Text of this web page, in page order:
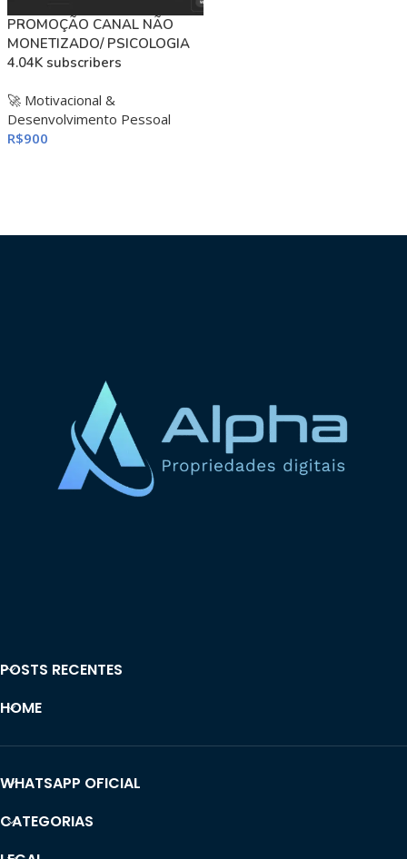
PROMOÇÃO CANAL NÃO
MONETIZADO/ PSICOLOGIA
4.04K subscribers
🚀 Motivacional &
Desenvolvimento Pessoal
R$900
POSTS RECENTES
HOME
WHATSAPP OFICIAL
CATEGORIAS